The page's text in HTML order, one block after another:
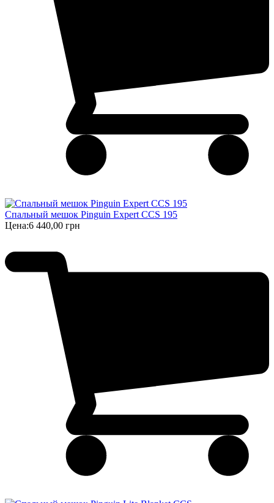
Спальный мешок Pinguin Expert CCS 195
Цена:6 440,00 грн